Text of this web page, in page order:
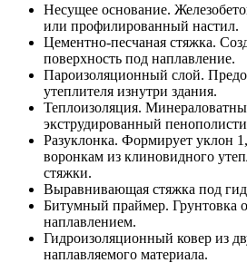
Несущее основание.
или профилированный настил.
Цементно-песчаная стяжка.
поверхность под наплавление.
Пароизоляционный слой.
утеплителя изнутри здания.
Теплоизоляция.
экструдированный
Разуклонка. Формирует уклон
воронкам из клиновидного
стяжки.
Выравнивающая стяжка под
Битумный праймер. Грунтовка
наплавлением.
Гидроизоляционный ковер из
наплавляемого материала.